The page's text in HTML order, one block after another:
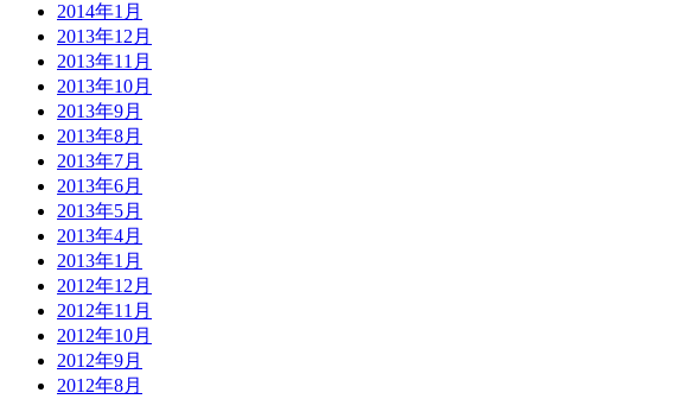
2014年1月
2013年12月
2013年11月
2013年10月
2013年9月
2013年8月
2013年7月
2013年6月
2013年5月
2013年4月
2013年1月
2012年12月
2012年11月
2012年10月
2012年9月
2012年8月